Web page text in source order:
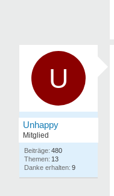
U
Unhappy
Mitglied
480
13
9